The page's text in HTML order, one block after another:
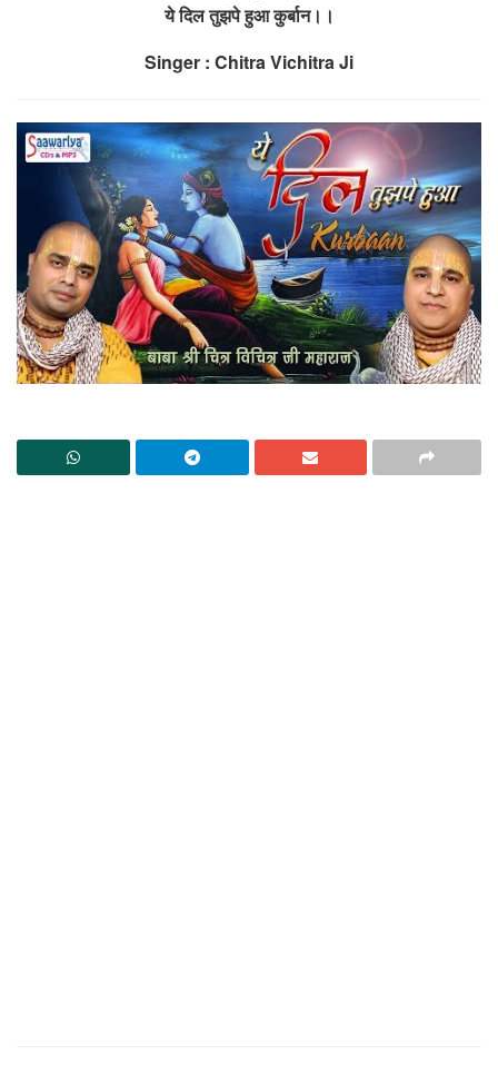
ये दिल तुझपे हुआ कुर्बान।।
Singer : Chitra Vichitra Ji